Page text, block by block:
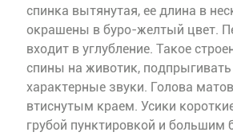
спинка вытянутая, ее длина в
окрашены в буро-желтый цвет.
входит в углубление. Такое
спины на животик,
характерные звуки. Голова
втиснутым краем. Усики
грубой пунктировкой и